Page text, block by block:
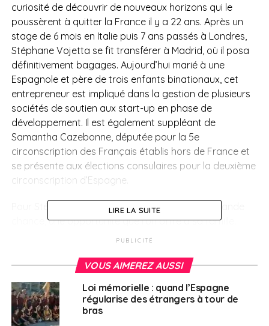
curiosité de découvrir de nouveaux horizons qui le
poussèrent à quitter la France il y a 22 ans. Après un
stage de 6 mois en Italie puis 7 ans passés à Londres,
Stéphane Vojetta se fit transférer à Madrid, où il posa
définitivement bagages. Aujourd’hui marié à une
Espagnole et père de trois enfants binationaux, cet
entrepreneur est impliqué dans la gestion de plusieurs
sociétés de soutien aux start-up en phase de
développement. Il est également suppléant de
Samantha Cazebonne, députée pour la 5e
circonscription des Français établis hors de France et
se présente aux élections consulaires pour la deuxième
circonscription d’Espagne.
Pour Stéphane Vojetta, l’expatriation est une grande
chance, une opportunité que l’on offre à sa famille.
Notamment à ses enfants qui ont la possibilité de
c’est un grand bond dans l’inconnu. Un nouveau pays,
découverte du quotidien. Même après 15 ans en
Espagne, je continue de découvrir des choses et à me
sentir comme un invité de ce pays avec, parfois des
LIRE LA SUITE
PUBLICITÉ
VOUS AIMEREZ AUSSI
Loi mémorielle : quand l’Espagne
régularise des étrangers à tour de
bras